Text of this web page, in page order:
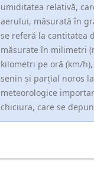
umiditatea relativă,
aerului, măsurată în
se referă la cantitatea
măsurate în milimetri
kilometri pe oră (km/
senin și parțial noros
meteorologice
chiciura, care se